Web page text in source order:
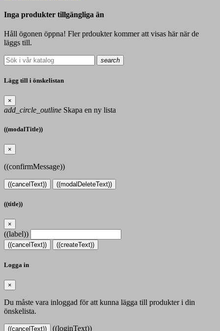
Inga produkter tillgängliga än
Håll ögonen öppna! Fler prdoukter kommer att visas här när de
läggs till.
search
Lägg till i önskelistan
×
add_circle_outline Skapa en ny lista
((modalTitle))
×
((confirmMessage))
((cancelText)) ((modalDeleteText))
((title))
×
((label))
((cancelText)) ((createText))
Logga in
×
Du måste vara inloggad för att kunna lägga till produkter i din
önskelista.
((cancelText)) ((loginText))